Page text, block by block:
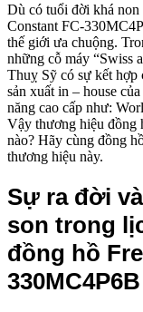
Dù có tuổi đời khá non
Constant FC-
thế giới ưa chuộng.
những cỗ máy “Swiss
Thuỵ Sỹ có sự kết hợp
sản xuất in – house
năng cao cấp như:
Vậy thương hiệu đồng
nào? Hãy cùng đồng
thương hiệu này.
Sự ra đời
son trong
đồng hồ
330MC4P6B